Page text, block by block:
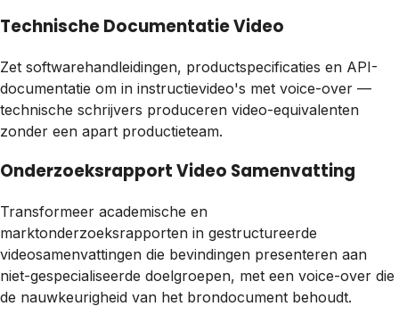
Technische Documentatie Video
Zet softwarehandleidingen, productspecificaties en API-
documentatie om in instructievideo's met voice-over —
technische schrijvers produceren video-equivalenten
zonder een apart productieteam.
Onderzoeksrapport Video Samenvatting
Transformeer academische en
marktonderzoeksrapporten in gestructureerde
videosamenvattingen die bevindingen presenteren aan
niet-gespecialiseerde doelgroepen, met een voice-over die
de nauwkeurigheid van het brondocument behoudt.